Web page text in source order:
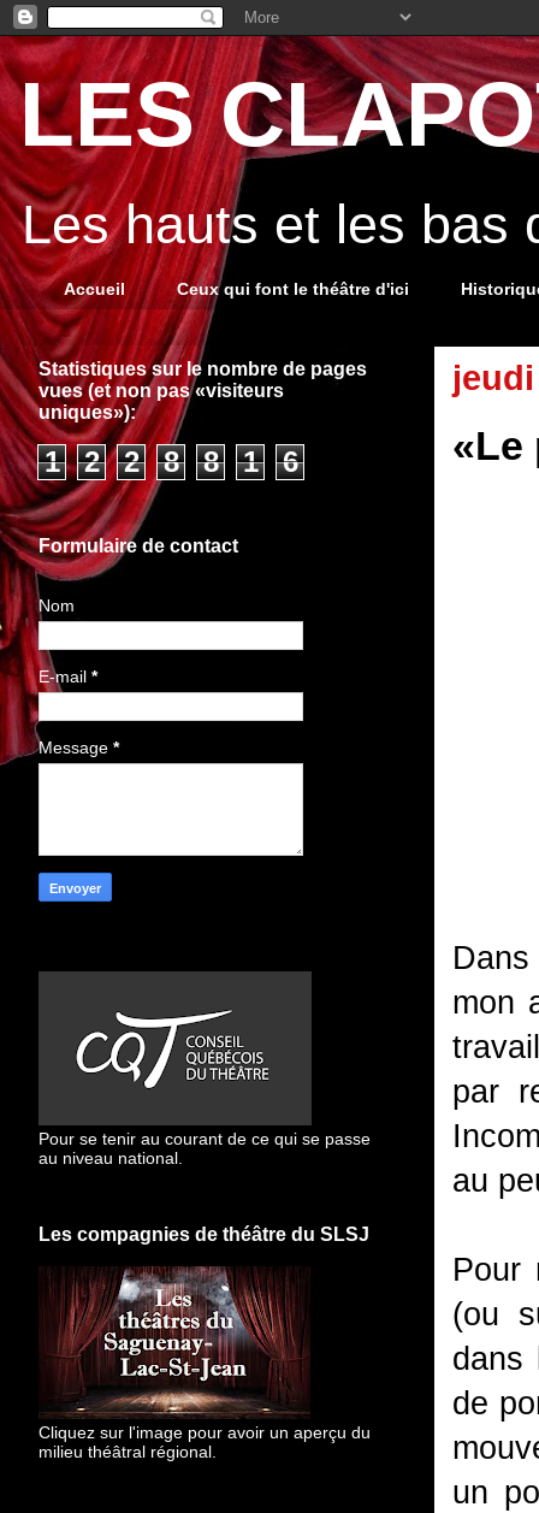
LES
Les hauts et les bas
Accueil Ceux qui font le théâtre d'ici
«Le
mon
par
au
Pour
(ou
dans
de
un
Statistiques sur le nombre de pages
vues (et non pas «visiteurs
uniques»):
1 2 2 8 8 1 6
Formulaire de contact
Nom
E-mail *
Message *
Pour se tenir au courant de ce qui se passe
au niveau national.
Les compagnies de théâtre du SLSJ
Cliquez sur l'image pour avoir un aperçu du
milieu théâtral régional.